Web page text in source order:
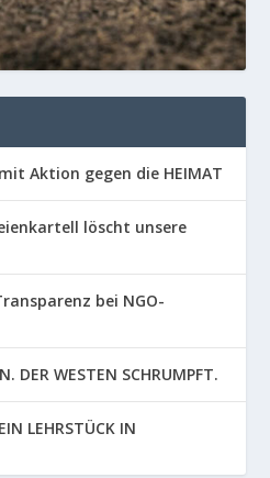
Aktion gegen die HEIMAT
löscht unsere
bei NGO-
DER WESTEN SCHRUMPFT.
LEHRSTÜCK IN